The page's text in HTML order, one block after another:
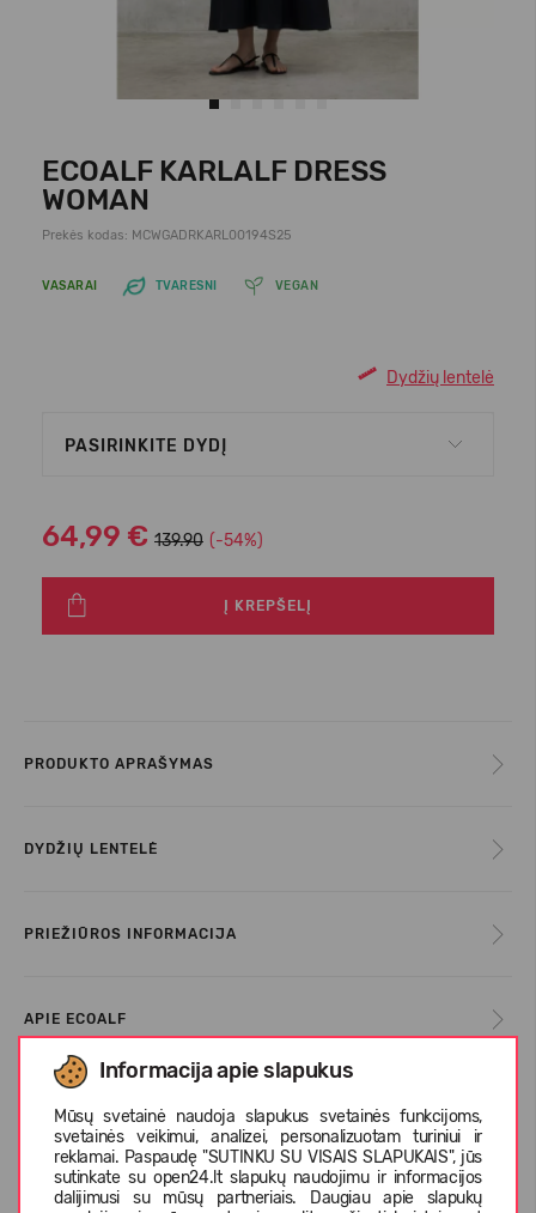
Informacija apie slapukus
Mūsų svetainė naudoja slapukus svetainės funkcijoms,
svetainės veikimui, analizei, personalizuotam turiniui ir
reklamai. Paspaudę "SUTINKU SU VISAIS SLAPUKAIS", jūs
sutinkate su open24.lt slapukų naudojimu ir informacijos
dalijimusi su mūsų partneriais. Daugiau apie slapukų
ECOALF KARLALF DRESS
WOMAN
Prekės kodas: MCWGADRKARL00194S25
VASARAI TVARESNI VEGAN
Dydžių lentelė
PASIRINKITE DYDĮ
64,99 € 139.90 (-54%)
Į KREPŠELĮ
PRODUKTO APRAŠYMAS
DYDŽIŲ LENTELĖ
PRIEŽIŪROS INFORMACIJA
APIE ECOALF